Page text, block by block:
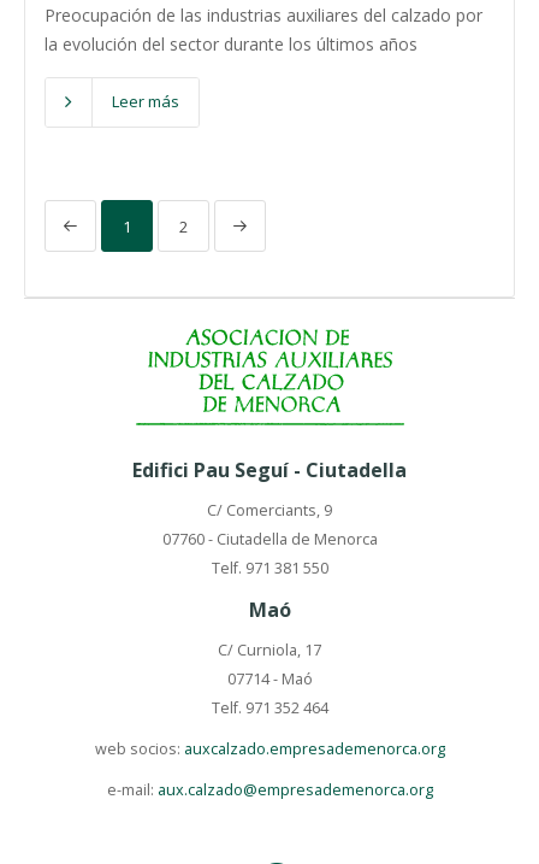
Preocupación de las industrias auxiliares del calzado por
la evolución del sector durante los últimos años
Leer más
1 2
Edifici Pau Seguí - Ciutadella
C/ Comerciants, 9
07760 - Ciutadella de Menorca
Telf. 971 381 550
Maó
C/ Curniola, 17
07714 - Maó
Telf. 971 352 464
web socios: auxcalzado.empresademenorca.org
e-mail: aux.calzado@empresademenorca.org